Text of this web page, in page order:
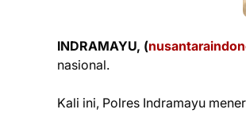
INDRAMAYU, (
nasional.
Kali ini, Polres Indramayu